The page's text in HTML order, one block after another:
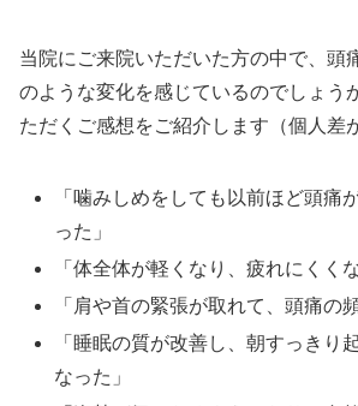
当院にご来院いただいた方の中で、頭
のような変化を感じているのでしょう
ただくご感想をご紹介します（個人差
「噛みしめをしても以前ほど頭痛
った」
「体全体が軽くなり、疲れにくく
「肩や首の緊張が取れて、頭痛の
「睡眠の質が改善し、朝すっきり
なった」